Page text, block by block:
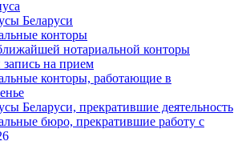
Беларуси
конторы
нотариальной конторы
на прием
конторы, работающие в
Беларуси, прекратившие деятельность
бюро, прекратившие работу с